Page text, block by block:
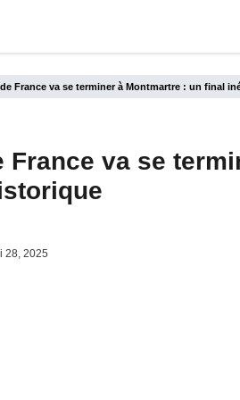
France va se terminer à Montmartre : un final
France va se
28, 2025